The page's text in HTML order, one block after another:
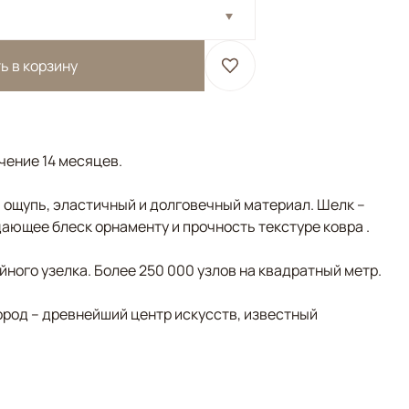
в корзину
14 месяцев.
эластичный и долговечный материал. Шелк –
блеск орнаменту и прочность текстуре ковра .
узелка. Более 250 000 узлов на квадратный метр.
– древнейший центр искусств, известный